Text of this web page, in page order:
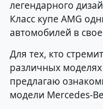
легендарного
Класс купе AMG
автомобилей в
Для тех, кто
различных
предлагаю
модели Mercedes-